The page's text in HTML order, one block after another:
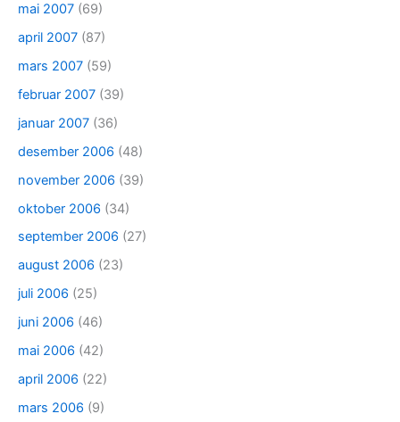
mai 2007 (69)
april 2007 (87)
mars 2007 (59)
februar 2007 (39)
januar 2007 (36)
desember 2006 (48)
november 2006 (39)
oktober 2006 (34)
september 2006 (27)
august 2006 (23)
juli 2006 (25)
juni 2006 (46)
mai 2006 (42)
april 2006 (22)
mars 2006 (9)